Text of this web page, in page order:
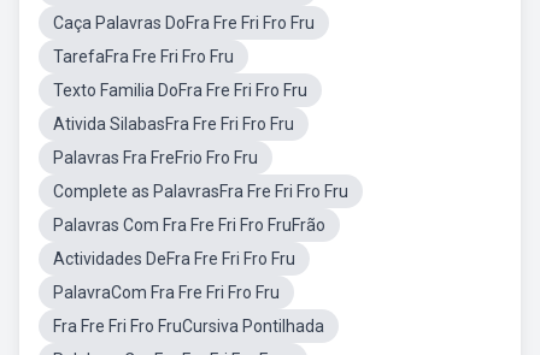
Caça Palavras DoFra Fre Fri Fro Fru
TarefaFra Fre Fri Fro Fru
Texto Familia DoFra Fre Fri Fro Fru
Ativida SilabasFra Fre Fri Fro Fru
Palavras Fra FreFrio Fro Fru
Complete as PalavrasFra Fre Fri Fro Fru
Palavras Com Fra Fre Fri Fro FruFrão
Actividades DeFra Fre Fri Fro Fru
PalavraCom Fra Fre Fri Fro Fru
Fra Fre Fri Fro FruCursiva Pontilhada